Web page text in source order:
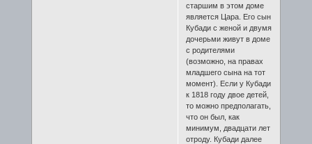
старшим в этом доме
является Цара. Его сын
Кубади с женой и двумя
дочерьми живут в доме
с родителями
(возможно, на правах
младшего сына на тот
момент). Если у Кубади
к 1818 году двое детей,
то можно предполагать,
что он был, как
минимум, двадцати лет
отроду. Кубади далее